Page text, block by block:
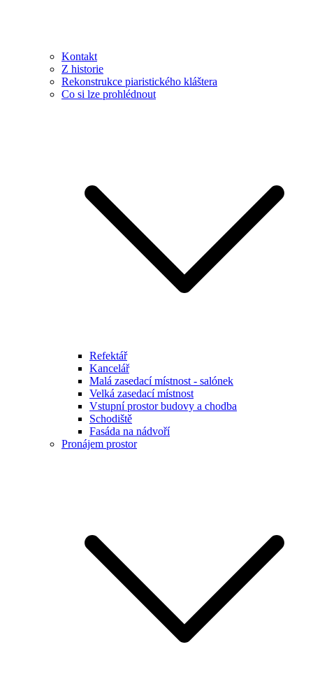
Kontakt
Z historie
Rekonstrukce piaristického kláštera
Co si lze prohlédnout
Refektář
Kancelář
Malá zasedací místnost - salónek
Velká zasedací místnost
Vstupní prostor budovy a chodba
Schodiště
Fasáda na nádvoří
Pronájem prostor